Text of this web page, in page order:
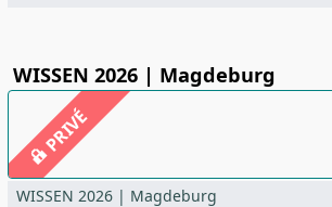
WISSEN 2026 | Magdeburg
PRIVÉ
WISSEN 2026 | Magdeburg